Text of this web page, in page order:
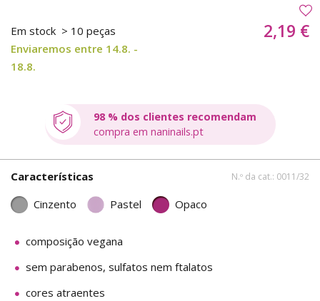
Em stock > 10 peças
Enviaremos entre 14.8. -
18.8.
2,19 €
98 % dos clientes recomendam
compra em naninails.pt
Características N.º da cat.: 0011/32
Cinzento Pastel Opaco
composição vegana
sem parabenos, sulfatos nem ftalatos
cores atraentes